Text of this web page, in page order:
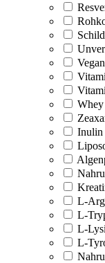
Whey
Inulin
L-
L-
L-
L-